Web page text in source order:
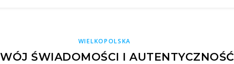
WIELKOPOLSKA
ŚWIADOMOŚCI I AUTENTYCZNOŚĆ